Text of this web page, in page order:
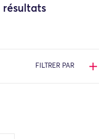
résultats
FILTRER PAR